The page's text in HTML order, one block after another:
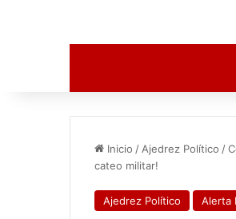
Inicio / Ajedrez Político /
cateo militar!
Ajedrez Político Alerta